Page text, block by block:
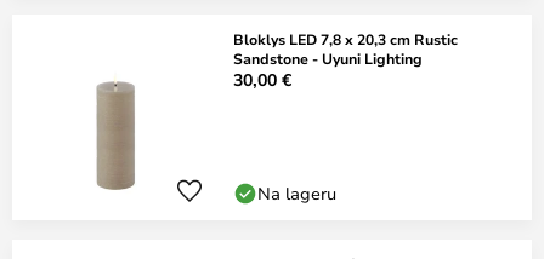
Bloklys LED 7,8 x 20,3 cm Rustic
Sandstone - Uyuni Lighting
30,00 €
Na lageru